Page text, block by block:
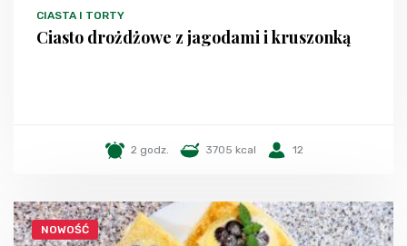
CIASTA I TORTY
Ciasto drożdżowe z jagodami i kruszonką
2 godz. 3705 kcal 12
NOWOŚĆ